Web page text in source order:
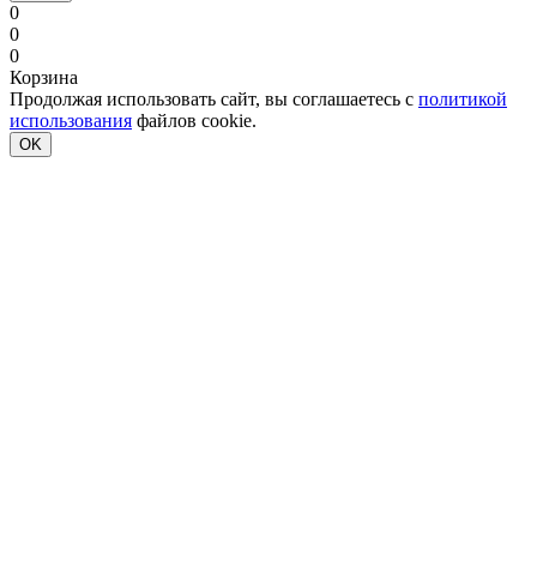
0
0
0
Корзина
Продолжая использовать сайт, вы соглашаетесь с политикой
использования файлов cookie.
OK